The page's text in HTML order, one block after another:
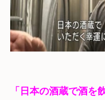
「日本の酒蔵で酒を